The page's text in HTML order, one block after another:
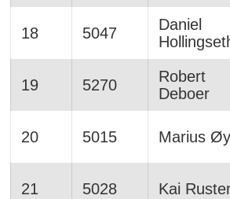
18 5047
Daniel
19 5270
Robert
Deboer
20 5015 Marius
21 5028 Kai